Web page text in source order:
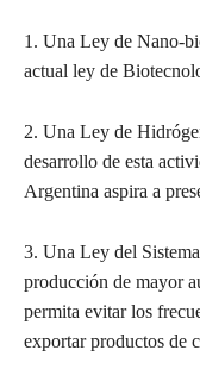
1. Una Ley de Nano-
actual ley de
2. Una Ley de
desarrollo de esta
Argentina aspira a
3. Una Ley del
producción de mayor
permita evitar los
exportar productos de